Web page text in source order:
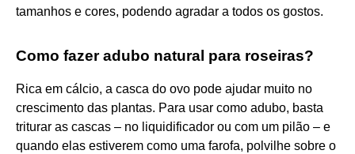
tamanhos e cores, podendo agradar a todos os gostos.
Como fazer adubo natural para roseiras?
Rica em cálcio, a casca do ovo pode ajudar muito no
crescimento das plantas. Para usar como adubo, basta
triturar as cascas – no liquidificador ou com um pilão – e
quando elas estiverem como uma farofa, polvilhe sobre o